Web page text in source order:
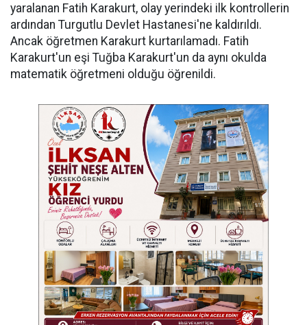
yaralanan Fatih Karakurt, olay yerindeki ilk kontrollerin
ardından Turgutlu Devlet Hastanesi'ne kaldırıldı.
Ancak öğretmen Karakurt kurtarılamadı. Fatih
Karakurt'un eşi Tuğba Karakurt'un da aynı okulda
matematik öğretmeni olduğu öğrenildi.